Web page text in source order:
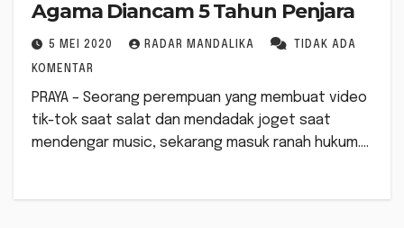
Agama Diancam 5 Tahun Penjara
5 MEI 2020 RADAR MANDALIKA TIDAK ADA
KOMENTAR
PRAYA – Seorang perempuan yang membuat video
tik-tok saat salat dan mendadak joget saat
mendengar music, sekarang masuk ranah hukum.…